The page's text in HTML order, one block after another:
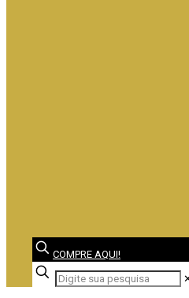
COMPRE AQUI!